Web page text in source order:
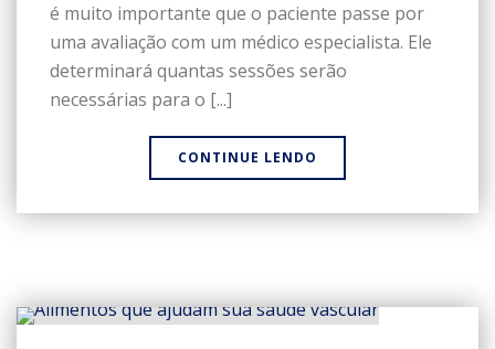
é muito importante que o paciente passe por
uma avaliação com um médico especialista. Ele
determinará quantas sessões serão
necessárias para o [...]
CONTINUE LENDO